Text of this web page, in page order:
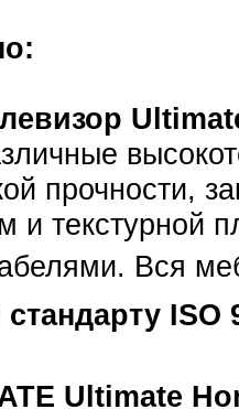
прочности,
и текстурной
Вся
ISO
Ultimate